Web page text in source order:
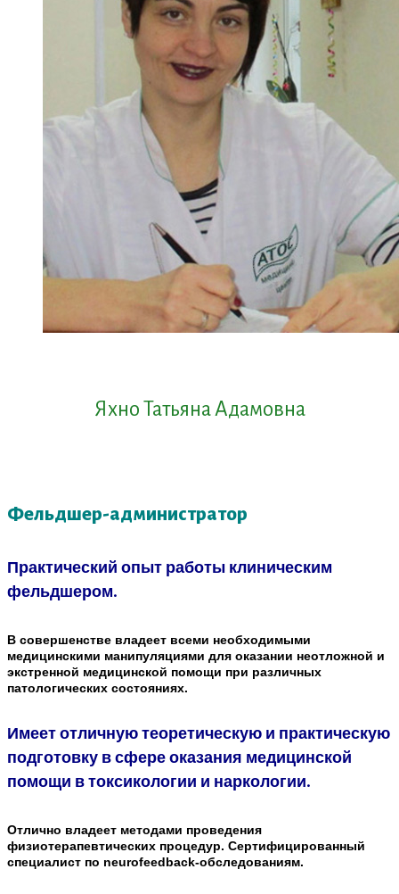
Яхно Татьяна Адамовна
Фельдшер-администратор
Практический опыт работы клиническим
фельдшером.
В совершенстве владеет всеми необходимыми
медицинскими манипуляциями для оказании неотложной и
экстренной медицинской помощи при различных
патологических состояниях.
Имеет отличную теоретическую и практическую
подготовку в сфере оказания медицинской
помощи в токсикологии и наркологии.
Отлично владеет методами проведения
физиотерапевтических процедур. Сертифицированный
специалист по neurofeedback-обследованиям.